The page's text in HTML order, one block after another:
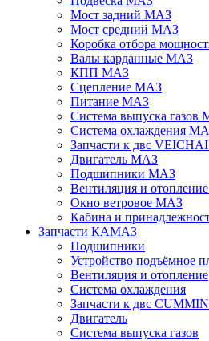
Мост задний МАЗ
Мост средний МАЗ
Коробка отбора
Валы карданные МАЗ
КПП МАЗ
Сцепление МАЗ
Питание МАЗ
Система выпуска газов
Система охлаждения
Запчасти к двс
Двигатель МАЗ
Подшипники МАЗ
Вентиляция и
Окно ветровое МАЗ
Кабина и
Запчасти КАМАЗ
Подшипники
Устройство подъёмное
Вентиляция и отопление
Система охлаждения
Запчасти к двс
Двигатель
Система выпуска газов